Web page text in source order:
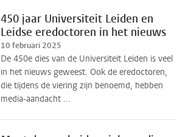
450 jaar Universiteit Leiden en
Leidse eredoctoren in het nieuws
10 februari 2025
De 450e dies van de Universiteit Leiden is veel
in het nieuws geweest. Ook de eredoctoren,
die tijdens de viering zijn benoemd, hebben
media-aandacht ...